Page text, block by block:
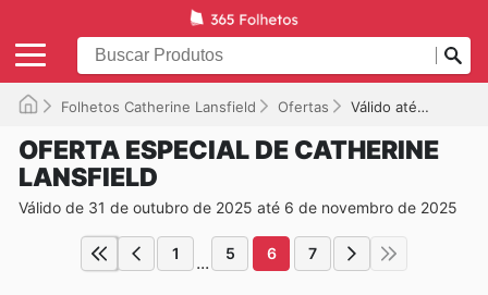
Folhetos Catherine Lansfield Ofertas Válido até 06/11/2025
OFERTA ESPECIAL DE CATHERINE
LANSFIELD
Válido de 31 de outubro de 2025 até 6 de novembro de 2025
1 ... 5 6 7